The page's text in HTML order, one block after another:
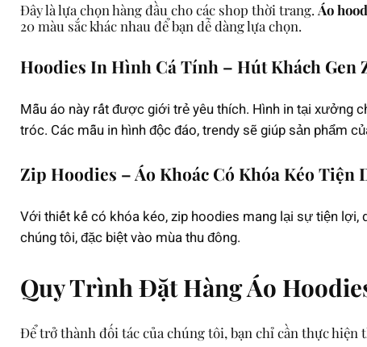
Đây là lựa chọn hàng đầu cho các shop thời trang. Áo
20 màu sắc khác nhau để bạn dễ dàng lựa chọn.
Hoodies In Hình Cá Tính – Hút Khách Gen
Mẫu áo này rất được giới trẻ yêu thích. Hình in tại xưởng
tróc. Các mẫu in hình độc đáo, trendy sẽ giúp sản phẩm
Zip Hoodies – Áo Khoác Có Khóa Kéo Tiện
Với thiết kế có khóa kéo, zip hoodies mang lại sự tiện
chúng tôi, đặc biệt vào mùa thu đông.
Quy Trình Đặt Hàng Áo
Để trở thành đối tác của chúng tôi, bạn chỉ cần thực hiện